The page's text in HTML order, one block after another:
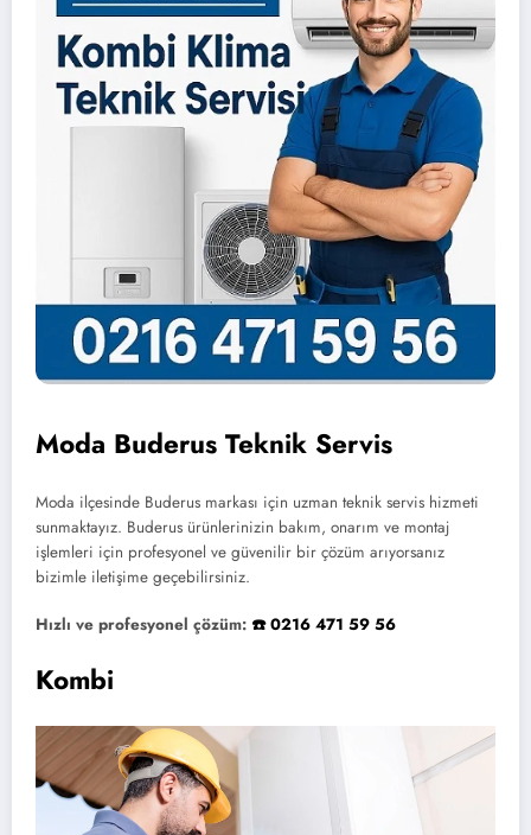
Moda Buderus Teknik Servis
Moda ilçesinde Buderus markası için uzman teknik servis hizmeti
sunmaktayız. Buderus ürünlerinizin bakım, onarım ve montaj
işlemleri için profesyonel ve güvenilir bir çözüm arıyorsanız
bizimle iletişime geçebilirsiniz.
Hızlı ve profesyonel çözüm: ☎️ 0216 471 59 56
Kombi